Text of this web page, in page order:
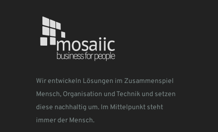
Wir entwickeln Lösungen im Zusammenspiel
Mensch, Organisation und Technik und setzen
diese nachhaltig um. Im Mittelpunkt steht
immer der Mensch.